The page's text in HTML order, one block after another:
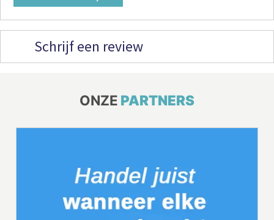
Schrijf een review
ONZE PARTNERS